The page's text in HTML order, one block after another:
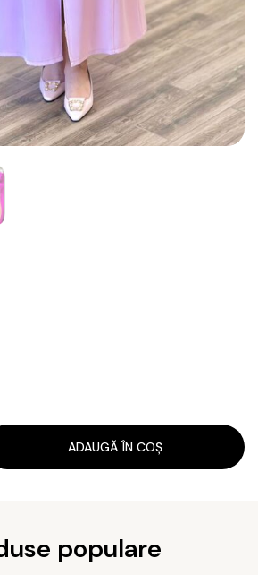
ADAUGĂ ÎN COȘ
populare